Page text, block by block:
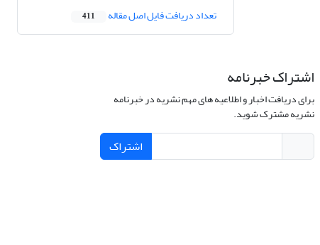
تعداد دریافت فایل اصل مقاله 411
اشتراک خبرنامه
برای دریافت اخبار و اطلاعیه های مهم نشریه در خبرنامه
نشریه مشترک شوید.
اشتراک